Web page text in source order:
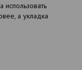
а укладка